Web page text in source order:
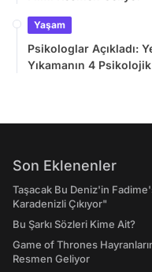
Yaşam
Psikologlar Açıkladı:
Yıkamanın 4
Son Eklenenler
Taşacak Bu Deniz'in
Karadenizli Çıkıyor"
Bu Şarkı Sözleri Kime Ait?
Game of Thrones
Resmen Geliyor